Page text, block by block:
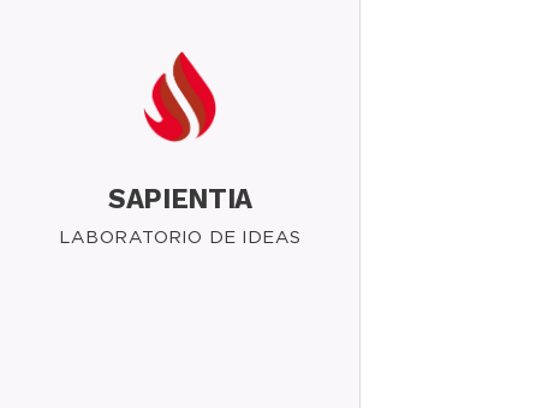
SAPIENTIA
LABORATORIO DE IDEAS